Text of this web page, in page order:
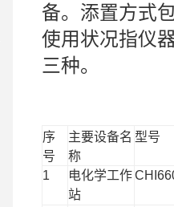
备。添置方式
使用状况指仪
三种。
序
号
主要设备名
称
型号
1
电化学工作
站